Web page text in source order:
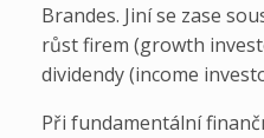
Brandes. Jiní se zase
růst firem (growth
dividendy (income
Při fundamentální